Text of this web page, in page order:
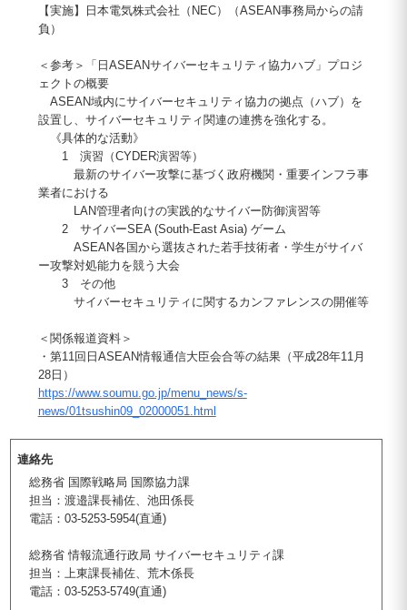
【実施】日本電気株式会社（NEC）（ASEAN事務局からの請
負）
＜参考＞「日ASEANサイバーセキュリティ協力ハブ」プロジ
ェクトの概要
ASEAN域内にサイバーセキュリティ協力の拠点（ハブ）を
設置し、サイバーセキュリティ関連の連携を強化する。
《具体的な活動》
1 演習（CYDER演習等）
最新のサイバー攻撃に基づく政府機関・重要インフラ事
業者における
LAN管理者向けの実践的なサイバー防御演習等
2 サイバーSEA (South-East Asia) ゲーム
ASEAN各国から選抜された若手技術者・学生がサイバ
ー攻撃対処能力を競う大会
3 その他
サイバーセキュリティに関するカンファレンスの開催等
＜関係報道資料＞
・第11回日ASEAN情報通信大臣会合等の結果（平成28年11月
28日）
https://www.soumu.go.jp/menu_news/s-
news/01tsushin09_02000051.html
連絡先
総務省 国際戦略局 国際協力課
担当：渡邉課長補佐、池田係長
電話：03-5253-5954(直通)
総務省 情報流通行政局 サイバーセキュリティ課
担当：上東課長補佐、荒木係長
電話：03-5253-5749(直通)